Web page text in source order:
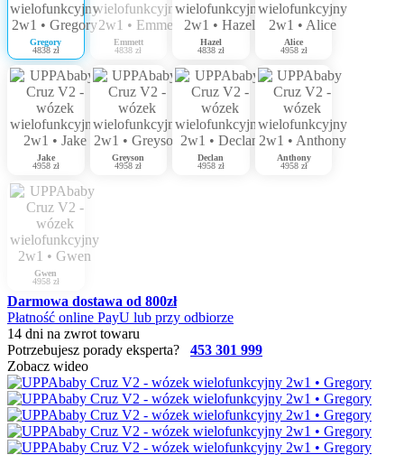
Gregory
4838 zł
Emmett
4838 zł
Hazel
4838 zł
Alice
4958 zł
Jake
4958 zł
Greyson
4958 zł
Declan
4958 zł
Anthony
4958 zł
Gwen
4958 zł
Darmowa dostawa od 800zł
Płatność online PayU lub przy odbiorze
14 dni na zwrot towaru
Potrzebujesz porady eksperta? 453 301 999
Zobacz wideo